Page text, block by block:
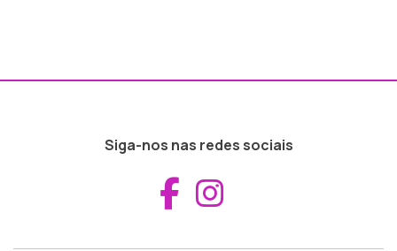
Siga-nos nas redes sociais
Aceder ao